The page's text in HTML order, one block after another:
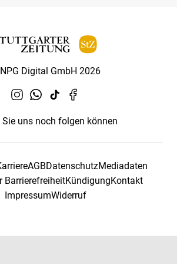
Digital GmbH 2026
Sie uns noch folgen können
AGBDatenschutzMediadaten
BarrierefreiheitKündigungKontakt
ImpressumWiderruf